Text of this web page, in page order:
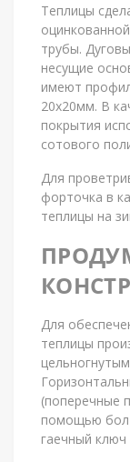
Теплицы
трубы.
несущие
имеют
20х20мм. В
покрытия
сотового
Для
форточка в
теплицы на
Для
теплицы
(поперечные
помощью
гаечный